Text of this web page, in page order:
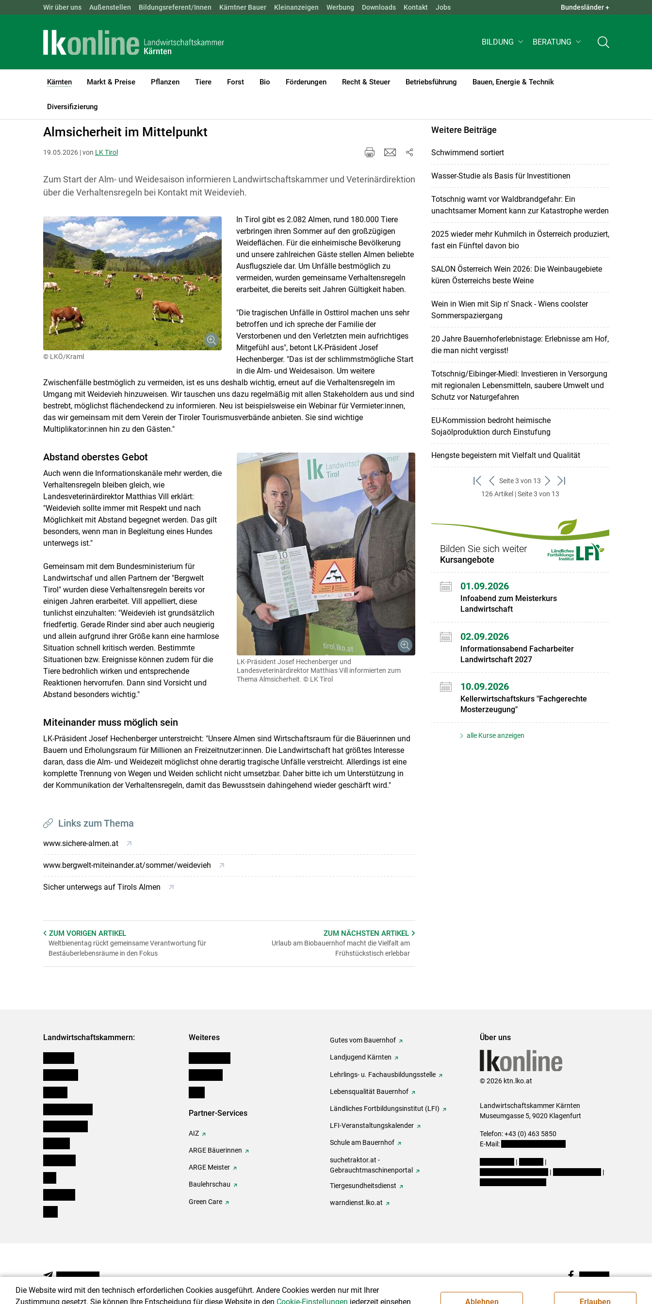
Skip to main content
Landwirtschaftskammern: ÖSTERREICH BGLD KTN NÖ OÖ SBG STMK TIROL VBG WIEN QUICK LINKS +
Wir über uns Außenstellen Bildungsreferent/Innen Kärntner Bauer Kleinanzeigen Werbung Downloads Kontakt Jobs Bundesländer +
BILDUNG BERATUNG
Kärnten
(current)1
Markt & Preise Pflanzen Tiere Forst Bio Förderungen Recht & Steuer Betriebsführung Bauen, Energie & Technik
Diversifizierung
LK Kärnten Kärnten
Almsicherheit im Mittelpunkt
19.05.2026 | von LK Tirol
Zum Start der Alm- und Weidesaison informieren Landwirtschaftskammer und Veterinärdirektion
über die Verhaltensregeln bei Kontakt mit Weidevieh.
© LKÖ/Kraml
In Tirol gibt es 2.082 Almen, rund 180.000 Tiere
verbringen ihren Sommer auf den großzügigen
Weideflächen. Für die einheimische Bevölkerung
und unsere zahlreichen Gäste stellen Almen beliebte
Ausflugsziele dar. Um Unfälle bestmöglich zu
vermeiden, wurden gemeinsame Verhaltensregeln
erarbeitet, die bereits seit Jahren Gültigkeit haben.
"Die tragischen Unfälle in Osttirol machen uns sehr
betroffen und ich spreche der Familie der
Verstorbenen und den Verletzten mein aufrichtiges
Mitgefühl aus", betont LK-Präsident Josef
Hechenberger. "Das ist der schlimmstmögliche Start
in die Alm- und Weidesaison. Um weitere
Zwischenfälle bestmöglich zu vermeiden, ist es uns deshalb wichtig, erneut auf die Verhaltensregeln im
Umgang mit Weidevieh hinzuweisen. Wir tauschen uns dazu regelmäßig mit allen Stakeholdern aus und sind
bestrebt, möglichst flächendeckend zu informieren. Neu ist beispielsweise ein Webinar für Vermieter:innen,
das wir gemeinsam mit dem Verein der Tiroler Tourismusverbände anbieten. Sie sind wichtige
Multiplikator:innen hin zu den Gästen."
LK-Präsident Josef Hechenberger und
Landesveterinärdirektor Matthias Vill informierten zum
Thema Almsicherheit. © LK Tirol
Abstand oberstes Gebot
Auch wenn die Informationskanäle mehr werden, die
Verhaltensregeln bleiben gleich, wie
Landesveterinärdirektor Matthias Vill erklärt:
"Weidevieh sollte immer mit Respekt und nach
Möglichkeit mit Abstand begegnet werden. Das gilt
besonders, wenn man in Begleitung eines Hundes
unterwegs ist."
Gemeinsam mit dem Bundesministerium für
Landwirtschaf und allen Partnern der "Bergwelt
Tirol" wurden diese Verhaltensregeln bereits vor
einigen Jahren erarbeitet. Vill appelliert, diese
tunlichst einzuhalten: "Weidevieh ist grundsätzlich
friedfertig. Gerade Rinder sind aber auch neugierig
und allein aufgrund ihrer Größe kann eine harmlose
Situation schnell kritisch werden. Bestimmte
Situationen bzw. Ereignisse können zudem für die
Tiere bedrohlich wirken und entsprechende
Reaktionen hervorrufen. Dann sind Vorsicht und
Abstand besonders wichtig."
Miteinander muss möglich sein
LK-Präsident Josef Hechenberger unterstreicht: "Unsere Almen sind Wirtschaftsraum für die Bäuerinnen und
Bauern und Erholungsraum für Millionen an Freizeitnutzer:innen. Die Landwirtschaft hat größtes Interesse
daran, dass die Alm- und Weidezeit möglichst ohne derartig tragische Unfälle verstreicht. Allerdings ist eine
komplette Trennung von Wegen und Weiden schlicht nicht umsetzbar. Daher bitte ich um Unterstützung in
der Kommunikation der Verhaltensregeln, damit das Bewusstsein dahingehend wieder geschärft wird."
Links zum Thema
www.sichere-almen.at
www.bergwelt-miteinander.at/sommer/weidevieh
Sicher unterwegs auf Tirols Almen
ZUM VORIGEN ARTIKEL
Weltbienentag rückt gemeinsame Verantwortung für
Bestäuberlebensräume in den Fokus
ZUM NÄCHSTENARTIKEL
Urlaub am Biobauernhof macht die Vielfalt am
Frühstückstisch erlebbar
Weitere Beiträge
Schwimmend sortiert
Wasser-Studie als Basis für Investitionen
Totschnig warnt vor Waldbrandgefahr: Ein
unachtsamer Moment kann zur Katastrophe werden
2025 wieder mehr Kuhmilch in Österreich produziert,
fast ein Fünftel davon bio
SALON Österreich Wein 2026: Die Weinbaugebiete
küren Österreichs beste Weine
Wein in Wien mit Sip n' Snack - Wiens coolster
Sommerspaziergang
20 Jahre Bauernhoferlebnistage: Erlebnisse am Hof,
die man nicht vergisst!
Totschnig/Eibinger-Miedl: Investieren in Versorgung
mit regionalen Lebensmitteln, saubere Umwelt und
Schutz vor Naturgefahren
EU-Kommission bedroht heimische
Sojaölproduktion durch Einstufung
Hengste begeistern mit Vielfalt und Qualität
zum
ersten
zurück
zum
Seite 3 von 13
weiter
zum
zum
126 Artikel | Seite 3 von 13
Bilden Sie sich weiter
Kursangebote
01.09.2026
Infoabend zum Meisterkurs
Landwirtschaft
02.09.2026
Informationsabend Facharbeiter
Landwirtschaft 2027
10.09.2026
Kellerwirtschaftskurs "Fachgerechte
Mosterzeugung"
alle Kurse anzeigen
Landwirtschaftskammern: Weiteres
Partner-Services
AIZ
ARGE Bäuerinnen
ARGE Meister
Baulehrschau
Green Care
Gutes vom Bauernhof
Landjugend Kärnten
Lehrlings- u. Fachausbildungsstelle
Lebensqualität Bauernhof
Ländliches Fortbildungsinstitut (LFI)
LFI-Veranstaltungskalender
Schule am Bauernhof
suchetraktor.at -
Gebrauchtmaschinenportal
Tiergesundheitsdienst
warndienst.lko.at
Über uns
© 2026 ktn.lko.at
Landwirtschaftskammer Kärnten
Museumgasse 5, 9020 Klagenfurt
Telefon: +43 (0) 463 5850
E-Mail:
|
|
|
|
NEWSLETTER Facebook
Die Website wird mit den technisch erforderlichen Cookies ausgeführt. Andere Cookies werden nur mit Ihrer
Zustimmung gesetzt. Sie können Ihre Entscheidung für diese Website in den Cookie-Einstellungen jederzeit einsehen Ablehnen Erlauben